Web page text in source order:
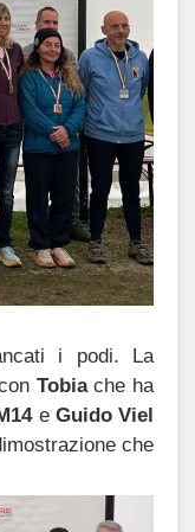
i podi. La
Tobiache ha
e Guido Viel
che